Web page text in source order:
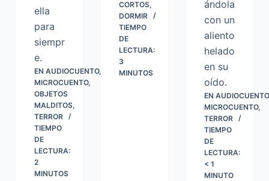
ella
para
siempr
e.
EN AUDIOCUENTO,
MICROCUENTO,
OBJETOS
MALDITOS,
TERROR
TIEMPO
DE
LECTURA:
2
MINUTOS
CORTOS,
DORMIR
TIEMPO
DE
LECTURA:
3
MINUTOS
ándola
con un
aliento
helado
en su
oído.
EN AUDIOCUENTO
MICROCUENTO,
TERROR
TIEMPO
DE
LECTURA:
< 1
MINUTO